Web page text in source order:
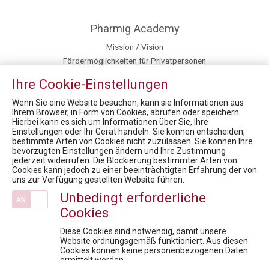
Pharmig Academy
Mission / Vision
Fördermöglichkeiten für Privatpersonen
Team
Kontakt / Anfahrt
News
PHARMIG Rare Diseases COVID-19 Umfrage / 9. Rare Diseases Dialog
Fit für die Prüfung - Pharmareferent:innen Vorbereitungskurs
Compliance: Must-Have 2026
Ihre Cookie-Einstellungen
Wenn Sie eine Website besuchen, kann sie Informationen aus
Ihrem Browser, in Form von Cookies, abrufen oder speichern.
Hierbei kann es sich um Informationen über Sie, Ihre
Einstellungen oder Ihr Gerät handeln. Sie können entscheiden,
bestimmte Arten von Cookies nicht zuzulassen. Sie können Ihre
bevorzugten Einstellungen ändern und Ihre Zustimmung
jederzeit widerrufen. Die Blockierung bestimmter Arten von
Cookies kann jedoch zu einer beeinträchtigten Erfahrung der von
uns zur Verfügung gestellten Website führen.
Unbedingt erforderliche
Cookies
Diese Cookies sind notwendig, damit unsere
Website ordnungsgemäß funktioniert. Aus diesen
Cookies können keine personenbezogenen Daten